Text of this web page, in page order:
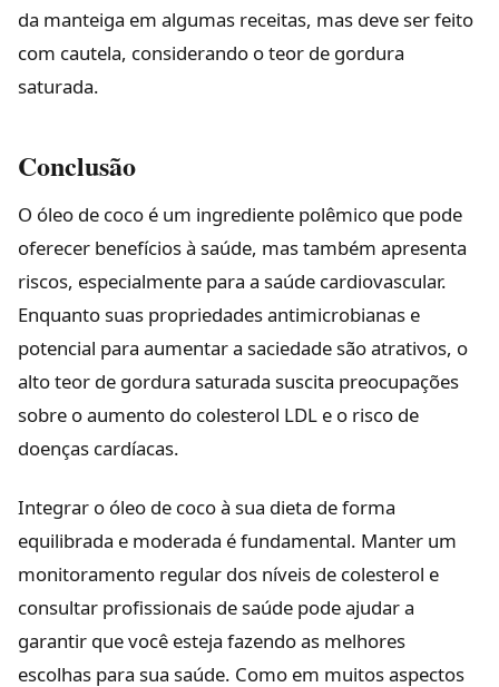
da manteiga em algumas receitas, mas deve ser feito
com cautela, considerando o teor de gordura
saturada.
Conclusão
O óleo de coco é um ingrediente polêmico que pode
oferecer benefícios à saúde, mas também apresenta
riscos, especialmente para a saúde cardiovascular.
Enquanto suas propriedades antimicrobianas e
potencial para aumentar a saciedade são atrativos, o
alto teor de gordura saturada suscita preocupações
sobre o aumento do colesterol LDL e o risco de
doenças cardíacas.
Integrar o óleo de coco à sua dieta de forma
equilibrada e moderada é fundamental. Manter um
monitoramento regular dos níveis de colesterol e
consultar profissionais de saúde pode ajudar a
garantir que você esteja fazendo as melhores
escolhas para sua saúde. Como em muitos aspectos